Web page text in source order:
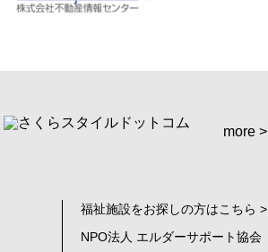
more >
福祉施設をお探しの方はこちら >
NPO法人 エルダーサポート協会